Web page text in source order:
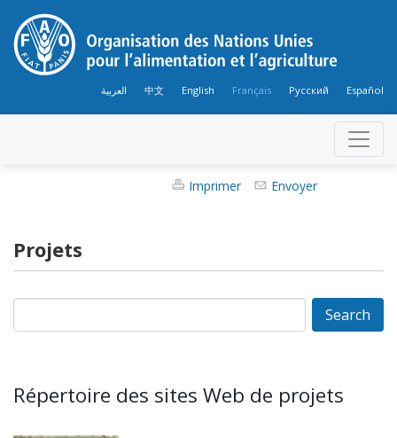
العربية 中文 English Français Русский Español
Imprimer Envoyer
Projets
Répertoire des sites Web de projets